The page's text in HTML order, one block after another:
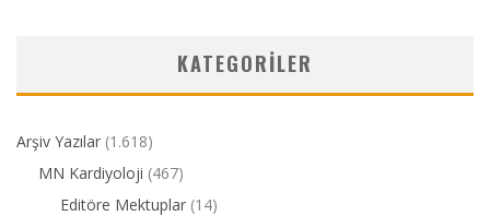
KATEGORILER
Arşiv Yazılar (1.618)
MN Kardiyoloji (467)
Editöre Mektuplar (14)